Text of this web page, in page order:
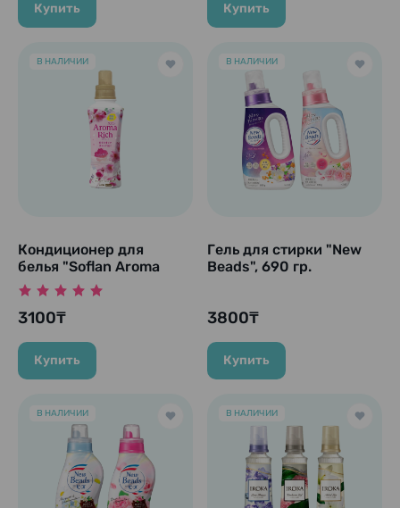
Купить Купить
В НАЛИЧИИ
Кондиционер для
белья "Soflan Aroma
Rich - Sakura", 400 мл
3100₸
Купить
В НАЛИЧИИ
Гель для стирки "New
Beads", 690 гр.
3800₸
Купить
В НАЛИЧИИ В НАЛИЧИИ